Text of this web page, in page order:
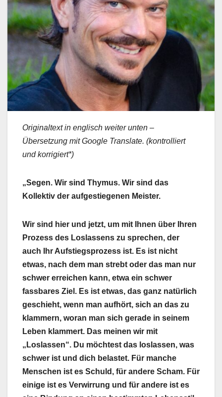
Originaltext in englisch weiter unten –
Übersetzung mit Google Translate. (kontrolliert
und korrigiert*)
„Segen. Wir sind Thymus. Wir sind das
Kollektiv der aufgestiegenen Meister.
Wir sind hier und jetzt, um mit Ihnen über Ihren
Prozess des Loslassens zu sprechen, der
auch Ihr Aufstiegsprozess ist. Es ist nicht
etwas, nach dem man strebt oder das man nur
schwer erreichen kann, etwa ein schwer
fassbares Ziel. Es ist etwas, das ganz natürlich
geschieht, wenn man aufhört, sich an das zu
klammern, woran man sich gerade in seinem
Leben klammert. Das meinen wir mit
„Loslassen“. Du möchtest das loslassen, was
schwer ist und dich belastet. Für manche
Menschen ist es Schuld, für andere Scham. Für
einige ist es Verwirrung und für andere ist es